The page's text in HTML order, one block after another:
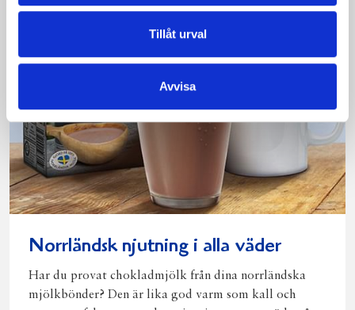
Tillåt urval
Avvisa
Norrländsk njutning i alla väder
Har du provat chokladmjölk från dina norrländska
mjölkbönder? Den är lika god varm som kall och